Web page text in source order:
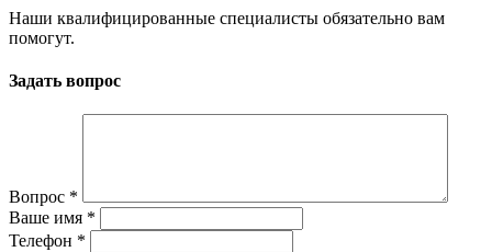
Наши квалифицированные специалисты обязательно вам
помогут.
Задать вопрос
Вопрос *
Ваше имя *
Телефон *